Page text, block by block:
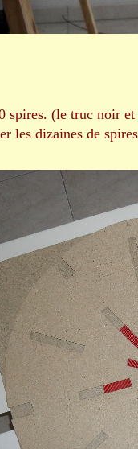
(le truc noir et
les dizaines de